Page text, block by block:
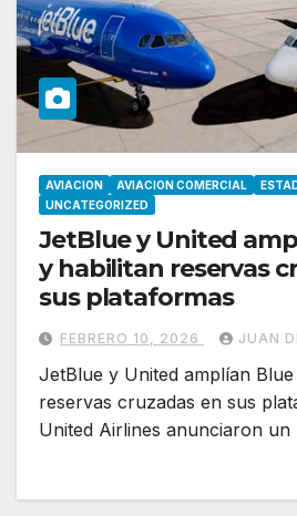
AVIACION AVIACION COMERCIAL
UNCATEGORIZED
JetBlue y United
y habilitan reservas
sus plataformas
FEBRERO 10, 2026 JUAN
JetBlue y United amplían
reservas cruzadas en sus
United Airlines anunciaron